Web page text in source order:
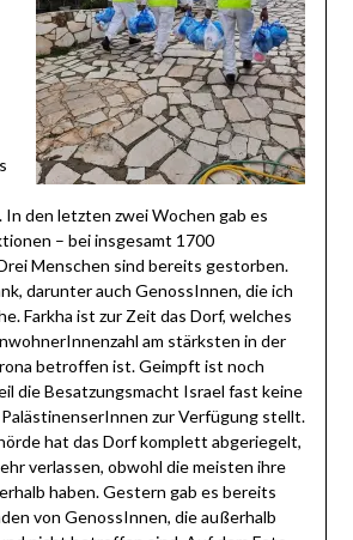
den letzten zwei Wochen gab es
– bei insgesamt 1700
Menschen sind bereits gestorben.
darunter auch GenossInnen, die ich
Farkha ist zur Zeit das Dorf, welches
am stärksten in der
betroffen ist. Geimpft ist noch
die Besatzungsmacht Israel fast keine
zur Verfügung stellt.
hat das Dorf komplett abgeriegelt,
verlassen, obwohl die meisten ihre
haben. Gestern gab es bereits
von GenossInnen, die außerhalb